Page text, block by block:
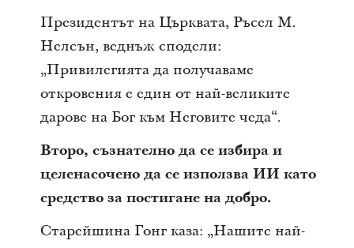
Президентът на Църквата, Ръсел М.
Нелсън, веднъж сподели:
„Привилегията да получаваме
откровения е един от най-великите
дарове на Бог към Неговите чеда“.
Второ, съзнателно да се избира и
целенасочено да се използва ИИ като
средство за постигане на добро.
Старейшина Гонг каза: „Нашите най-